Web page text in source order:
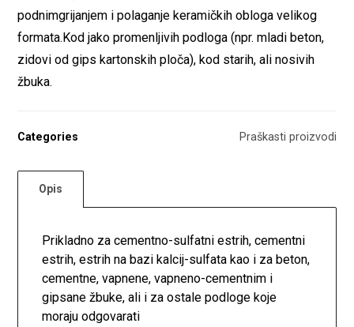
podnimgrijanjem i polaganje keramičkih obloga velikog
formata.Kod jako promenljivih podloga (npr. mladi beton,
zidovi od gips kartonskih ploča), kod starih, ali nosivih
žbuka.
Categories Praškasti proizvodi
Opis
Prikladno za cementno-sulfatni estrih, cementni
estrih, estrih na bazi kalcij-sulfata kao i za beton,
cementne, vapnene, vapneno-cementnim i
gipsane žbuke, ali i za ostale podloge koje
moraju odgovarati